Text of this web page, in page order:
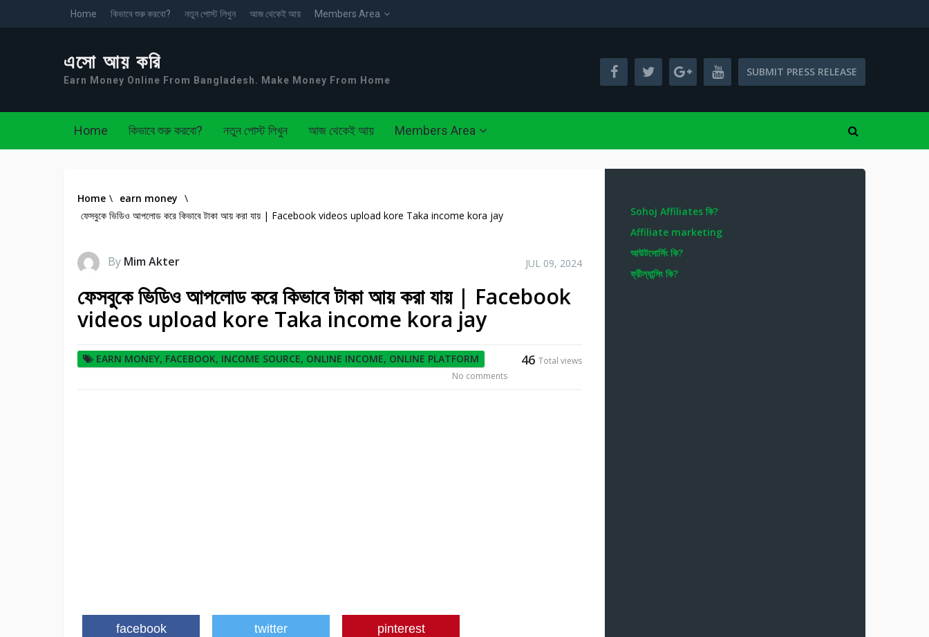
Home কিভাবে শুরু করবো? নতুন পোস্ট লিখুন আজ থেকেই আয় Members Area
এসো আয় করি
Earn Money Online From Bangladesh. Make Money From Home
SUBMIT PRESS RELEASE
Home কিভাবে শুরু করবো? নতুন পোস্ট লিখুন আজ থেকেই আয় Members Area
Home \ earn money \
ফেসবুকে ভিডিও আপলোড করে কিভাবে টাকা আয় করা যায় | Facebook videos upload kore Taka income kora jay
By Mim Akter JUL 09, 2024
ফেসবুকে ভিডিও আপলোড করে কিভাবে টাকা আয় করা যায় | Facebook
videos upload kore Taka income kora jay
EARN MONEY, FACEBOOK, INCOME SOURCE, ONLINE INCOME, ONLINE PLATFORM 46 Total views
No comments
facebook twitter pinterest
Sohoj Affiliates কি?
Affiliate marketing
আউটসোর্সিং কি?
ফ্রীল্যান্সিং কি?